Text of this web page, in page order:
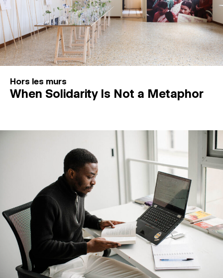
Hors les murs
When Solidarity Is Not a Metaphor